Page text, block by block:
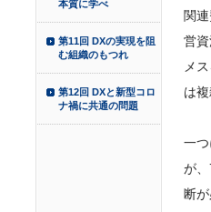
本質に学べ
第11回 DXの実現を阻
む組織のもつれ
第12回 DXと新型コロ
ナ禍に共通の問題
関
営
メ
は
一
が
断